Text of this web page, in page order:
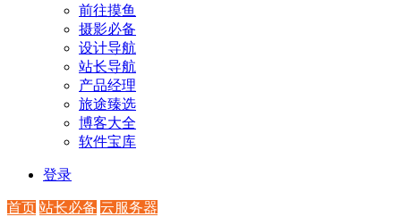
前往摸鱼
摄影必备
设计导航
站长导航
产品经理
旅途臻选
博客大全
软件宝库
登录
首页 站长必备 云服务器